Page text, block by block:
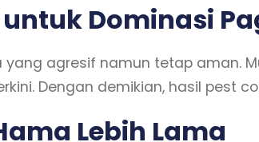
Dominasi
agresif namun tetap aman.
Dengan demikian, hasil pest
Lebih Lama